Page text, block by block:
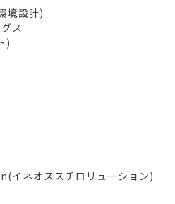
設計)
ス
)
オススチロリューション)